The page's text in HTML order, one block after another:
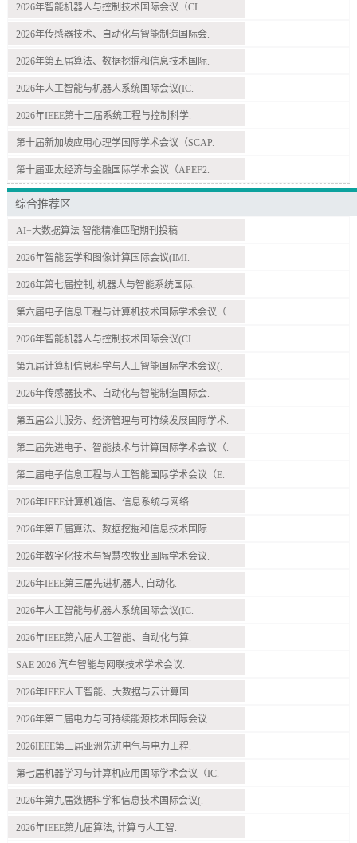
2026年智能机器人与控制技术国际会议（CI.
2026年传感器技术、自动化与智能制造国际会.
2026年第五届算法、数据挖掘和信息技术国际.
2026年人工智能与机器人系统国际会议(IC.
2026年IEEE第十二届系统工程与控制科学.
第十届新加坡应用心理学国际学术会议（SCAP.
第十届亚太经济与金融国际学术会议（APEF2.
综合推荐区
AI+大数据算法 智能精准匹配期刊投稿
2026年智能医学和图像计算国际会议(IMI.
2026年第七届控制, 机器人与智能系统国际.
第六届电子信息工程与计算机技术国际学术会议（.
2026年智能机器人与控制技术国际会议(CI.
第九届计算机信息科学与人工智能国际学术会议(.
2026年传感器技术、自动化与智能制造国际会.
第五届公共服务、经济管理与可持续发展国际学术.
第二届先进电子、智能技术与计算国际学术会议（.
第二届电子信息工程与人工智能国际学术会议（E.
2026年IEEE计算机通信、信息系统与网络.
2026年第五届算法、数据挖掘和信息技术国际.
2026年数字化技术与智慧农牧业国际学术会议.
2026年IEEE第三届先进机器人, 自动化.
2026年人工智能与机器人系统国际会议(IC.
2026年IEEE第六届人工智能、自动化与算.
SAE 2026 汽车智能与网联技术学术会议.
2026年IEEE人工智能、大数据与云计算国.
2026年第二届电力与可持续能源技术国际会议.
2026IEEE第三届亚洲先进电气与电力工程.
第七届机器学习与计算机应用国际学术会议（IC.
2026年第九届数据科学和信息技术国际会议(.
2026年IEEE第九届算法, 计算与人工智.